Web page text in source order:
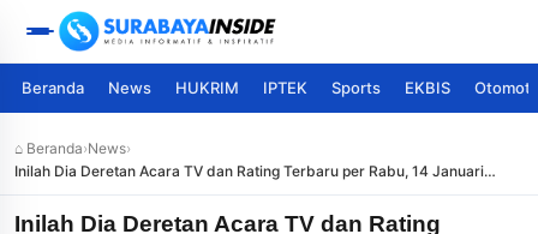
Beranda News HUKRIM IPTEK Sports EKBIS
⌂ Beranda›News›
Inilah Dia Deretan Acara TV dan Rating Terbaru per Rabu, 14 Januari
2026: Asmara Gen Z Kalah dengan RCTI
Inilah Dia Deretan Acara TV dan Rating